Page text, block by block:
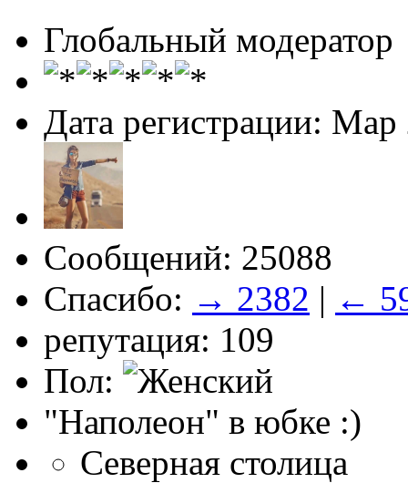
Глобальный модератор
Дата регистрации: Мар
Сообщений: 25088
Спасибо: → 2382 | ←
репутация: 109
Пол:
"Наполеон" в юбке :)
Северная столица